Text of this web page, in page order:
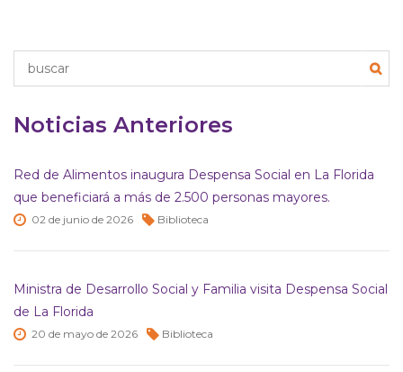
Noticias Anteriores
Red de Alimentos inaugura Despensa Social en La Florida
que beneficiará a más de 2.500 personas mayores.
02 de junio de 2026 Biblioteca
Ministra de Desarrollo Social y Familia visita Despensa Social
de La Florida
20 de mayo de 2026 Biblioteca